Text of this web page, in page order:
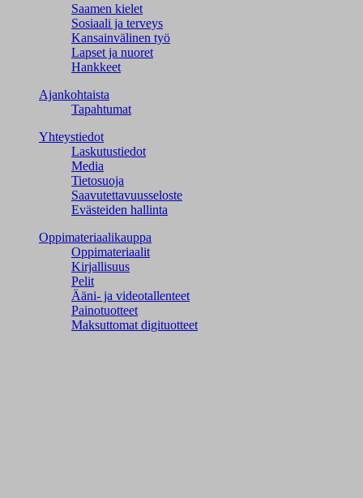
Saamen kielet
Sosiaali ja terveys
Kansainvälinen työ
Lapset ja nuoret
Hankkeet
Ajankohtaista
Tapahtumat
Yhteystiedot
Laskutustiedot
Media
Tietosuoja
Saavutettavuusseloste
Evästeiden hallinta
Oppimateriaalikauppa
Oppimateriaalit
Kirjallisuus
Pelit
Ääni- ja videotallenteet
Painotuotteet
Maksuttomat digituotteet